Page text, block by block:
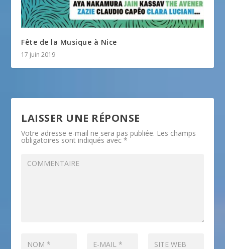
Fête de la Musique à Nice
17 juin 2019
LAISSER UNE RÉPONSE
Votre adresse e-mail ne sera pas publiée. Les champs
obligatoires sont indiqués avec*